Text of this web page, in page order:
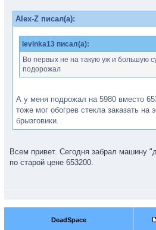
Alex-Z писал(а):
levinka13 писал(а):
Во первых не на такую уж и большую
подорожал
А у меня подрожал на 5980 вместо
тоже мог обогрев стекла заказать на
брызговики.
Всем привет. Сегодня забрал машину
по старой цене 653200.
DeadSpace